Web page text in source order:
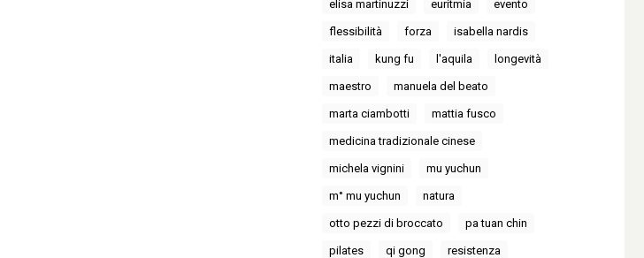
elisa martinuzzi euritmia evento
flessibilità forza isabella nardis
italia kung fu l'aquila longevità
maestro manuela del beato
marta ciambotti mattia fusco
medicina tradizionale cinese
michela vignini mu yuchun
m° mu yuchun natura
otto pezzi di broccato pa tuan chin
pilates qi gong resistenza